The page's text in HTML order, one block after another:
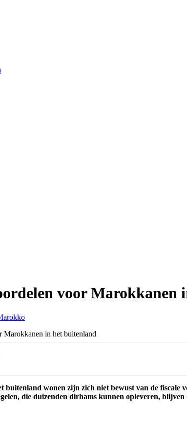
voor Marokkanen
buitenland wonen zijn zich niet bewust van de
die duizenden dirhams kunnen opleveren,